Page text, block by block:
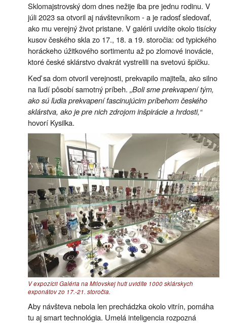
Sklomajstrovský dom dnes nežije iba pre jednu rodinu. V
júli 2023 sa otvoril aj návštevníkom - a je radosť sledovať,
ako mu verejný život pristane. V galérii uvidíte okolo tisícky
kusov českého skla zo 17., 18. a 19. storočia: od typického
horáckeho úžitkového sortimentu až po zlomové inovácie,
ktoré české sklárstvo dvakrát vystrelili na svetovú špičku.
Keď sa dom otvoril verejnosti, prekvapilo majiteľa, ako silno
na ľudí pôsobí samotný príbeh. „Boli sme prekvapení tým,
ako sú ľudia prekvapení fascinujúcim príbehom českého
sklárstva, ako je pre nich zdrojom inšpirácie a hrdosti,“
hovorí Kysilka.
V expozícii Galéria na Milovskej huti uvidíte 1000 sklárskych
exponátov zo 17.-21. storočia.
Aby návšteva nebola len prechádzka okolo vitrín, pomáha
tu aj smart technológia. Umelá inteligencia rozpozná